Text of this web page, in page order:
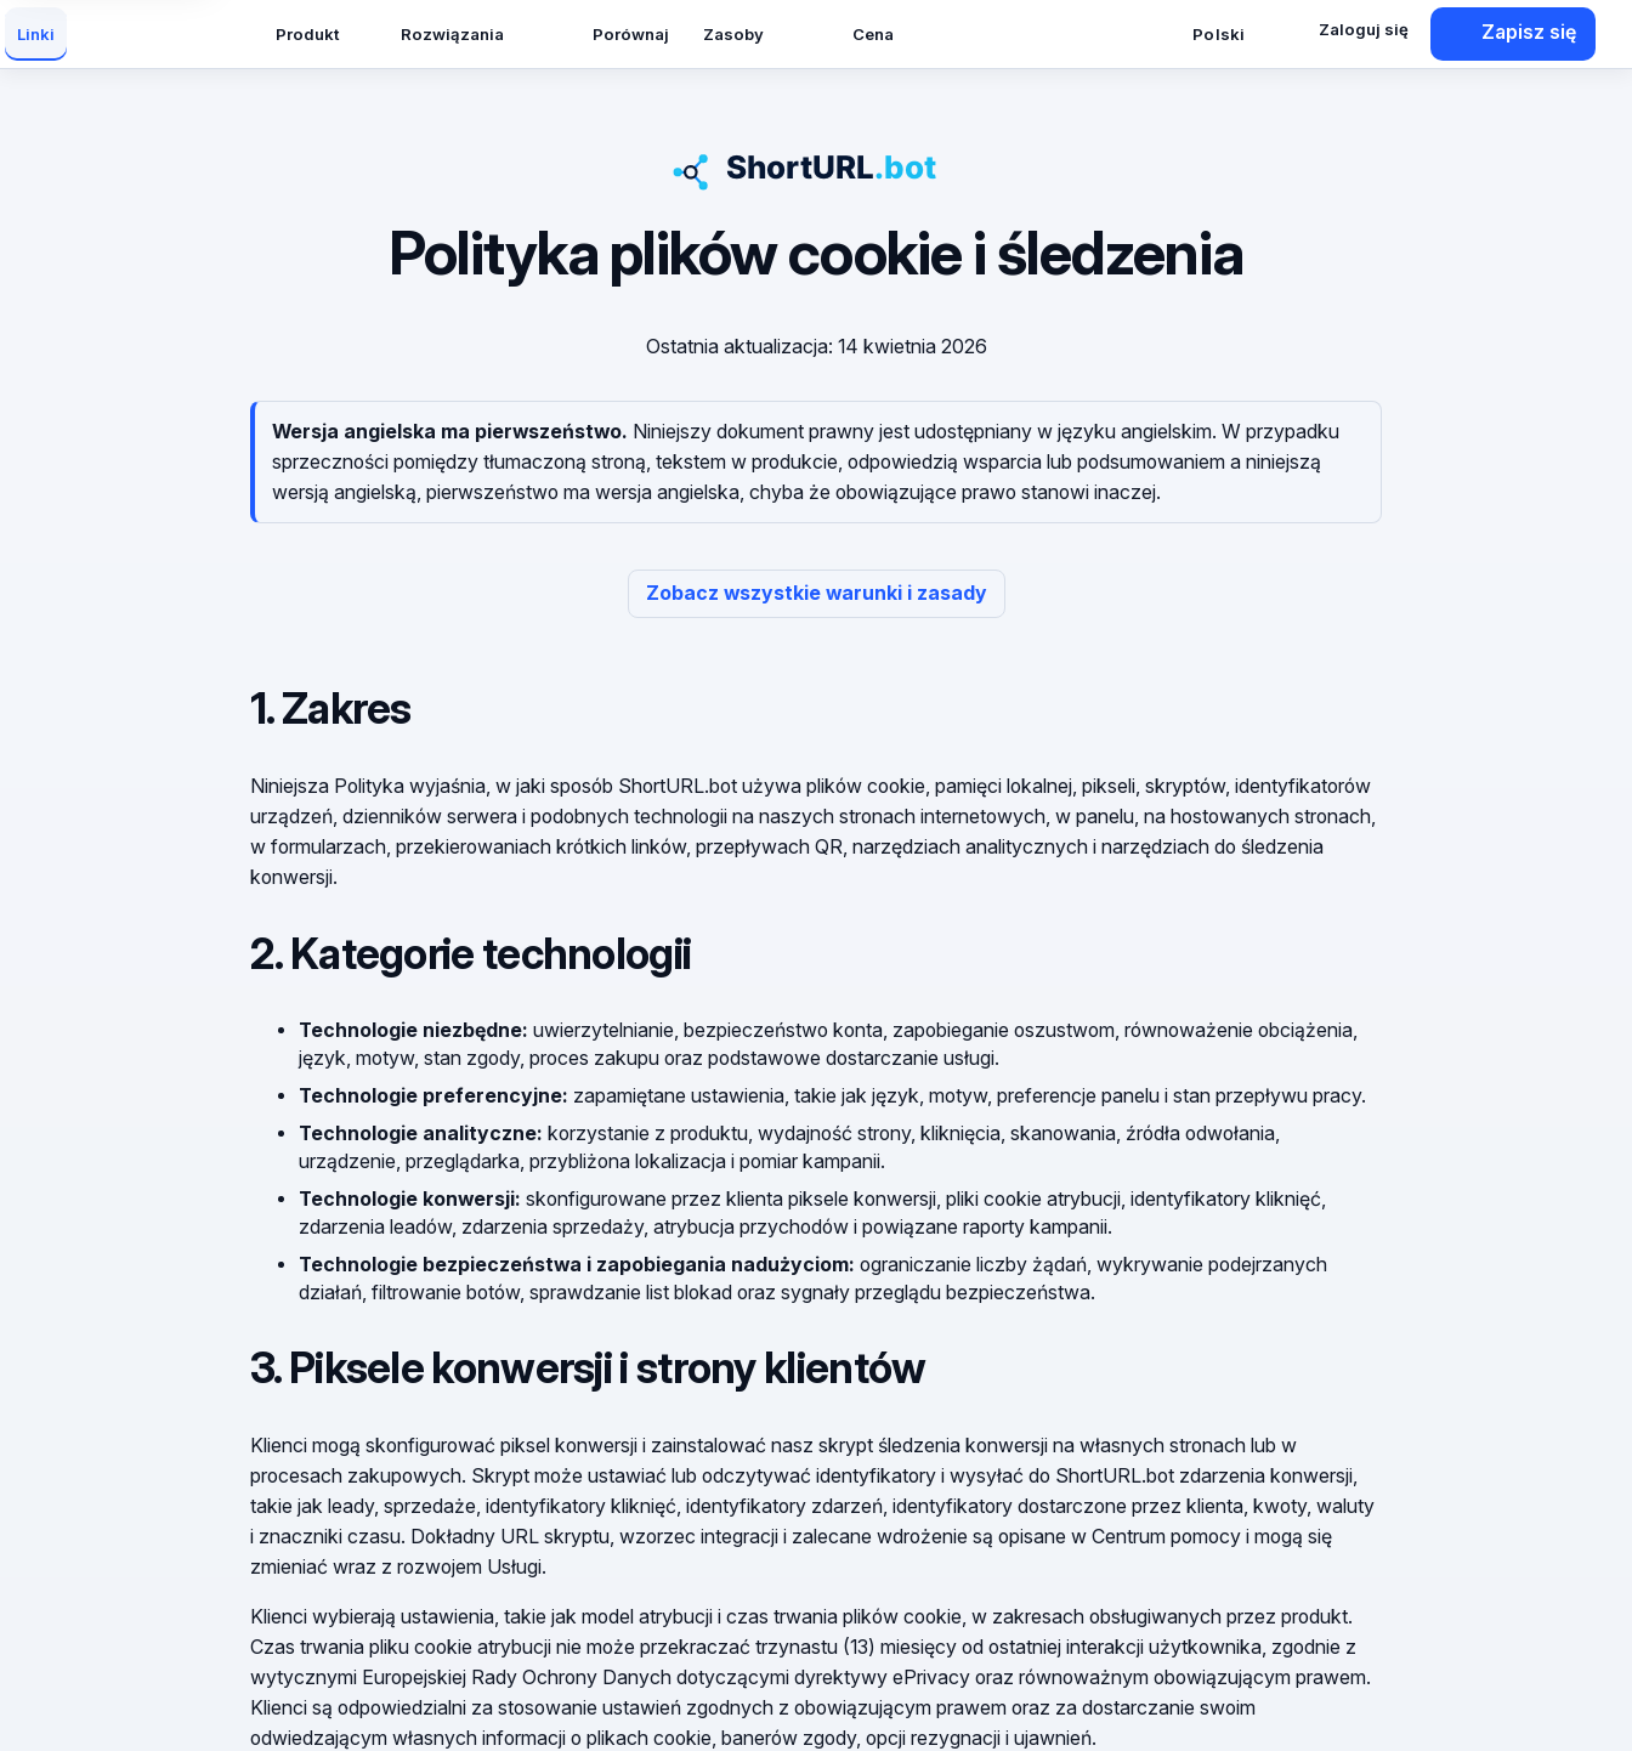
Linki Produkt Rozwiązania Porównaj Zasoby Cena Polski Zaloguj się Zapisz się
Polityka plików cookie i śledzenia
Ostatnia aktualizacja: 14 kwietnia 2026
Wersja angielska ma pierwszeństwo. Niniejszy dokument prawny jest udostępniany w języku angielskim. W przypadku
sprzeczności pomiędzy tłumaczoną stroną, tekstem w produkcie, odpowiedzią wsparcia lub podsumowaniem a niniejszą
wersją angielską, pierwszeństwo ma wersja angielska, chyba że obowiązujące prawo stanowi inaczej.
Zobacz wszystkie warunki i zasady
1. Zakres
Niniejsza Polityka wyjaśnia, w jaki sposób ShortURL.bot używa plików cookie, pamięci lokalnej, pikseli, skryptów, identyfikatorów
urządzeń, dzienników serwera i podobnych technologii na naszych stronach internetowych, w panelu, na hostowanych stronach,
w formularzach, przekierowaniach krótkich linków, przepływach QR, narzędziach analitycznych i narzędziach do śledzenia
konwersji.
2. Kategorie technologii
Technologie niezbędne: uwierzytelnianie, bezpieczeństwo konta, zapobieganie oszustwom, równoważenie obciążenia,
język, motyw, stan zgody, proces zakupu oraz podstawowe dostarczanie usługi.
Technologie preferencyjne: zapamiętane ustawienia, takie jak język, motyw, preferencje panelu i stan przepływu pracy.
Technologie analityczne: korzystanie z produktu, wydajność strony, kliknięcia, skanowania, źródła odwołania,
urządzenie, przeglądarka, przybliżona lokalizacja i pomiar kampanii.
Technologie konwersji: skonfigurowane przez klienta piksele konwersji, pliki cookie atrybucji, identyfikatory kliknięć,
zdarzenia leadów, zdarzenia sprzedaży, atrybucja przychodów i powiązane raporty kampanii.
Technologie bezpieczeństwa i zapobiegania nadużyciom: ograniczanie liczby żądań, wykrywanie podejrzanych
działań, filtrowanie botów, sprawdzanie list blokad oraz sygnały przeglądu bezpieczeństwa.
3. Piksele konwersji i strony klientów
Klienci mogą skonfigurować piksel konwersji i zainstalować nasz skrypt śledzenia konwersji na własnych stronach lub w
procesach zakupowych. Skrypt może ustawiać lub odczytywać identyfikatory i wysyłać do ShortURL.bot zdarzenia konwersji,
takie jak leady, sprzedaże, identyfikatory kliknięć, identyfikatory zdarzeń, identyfikatory dostarczone przez klienta, kwoty, waluty
i znaczniki czasu. Dokładny URL skryptu, wzorzec integracji i zalecane wdrożenie są opisane w Centrum pomocy i mogą się
zmieniać wraz z rozwojem Usługi.
Klienci wybierają ustawienia, takie jak model atrybucji i czas trwania plików cookie, w zakresach obsługiwanych przez produkt.
Czas trwania pliku cookie atrybucji nie może przekraczać trzynastu (13) miesięcy od ostatniej interakcji użytkownika, zgodnie z
wytycznymi Europejskiej Rady Ochrony Danych dotyczącymi dyrektywy ePrivacy oraz równoważnym obowiązującym prawem.
Klienci są odpowiedzialni za stosowanie ustawień zgodnych z obowiązującym prawem oraz za dostarczanie swoim
odwiedzającym własnych informacji o plikach cookie, banerów zgody, opcji rezygnacji i ujawnień.